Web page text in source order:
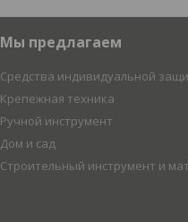
Мы предлагаем
Средства индивидуальной
Крепежная техника
Ручной инструмент
Дом и сад
Строительный инструмент и